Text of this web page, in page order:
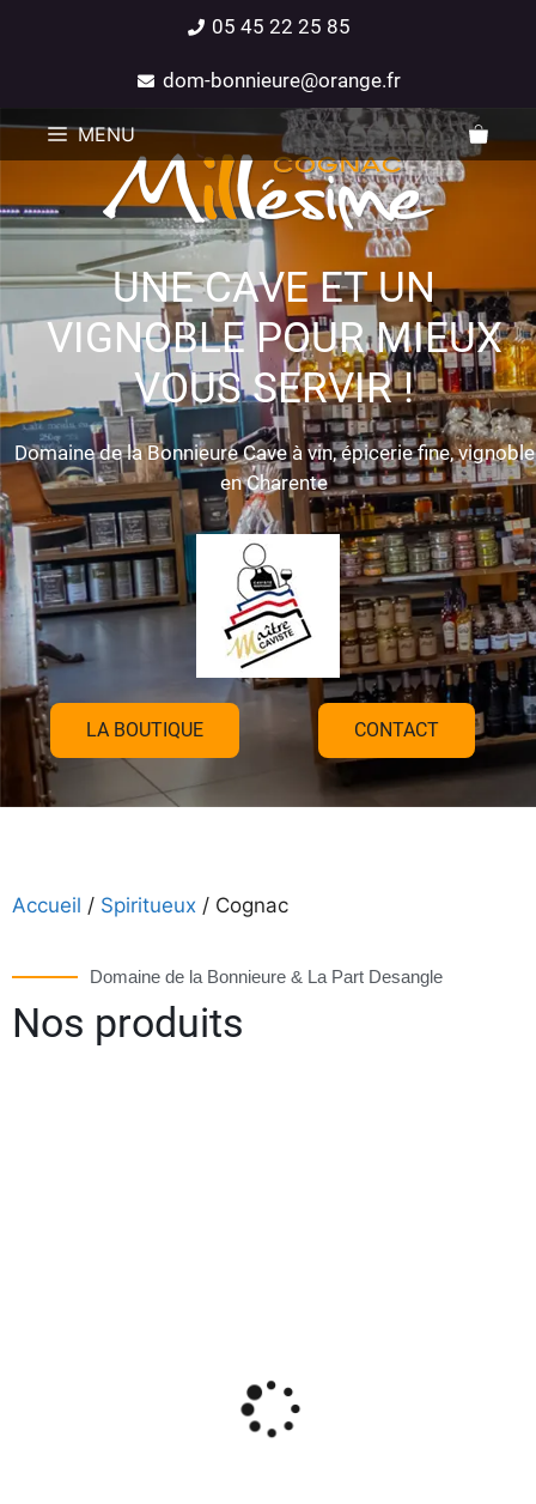
05 45 22 25 85
dom-bonnieure@orange.fr
MENU
UNE CAVE ET UN
VIGNOBLE POUR MIEUX
VOUS SERVIR !
Domaine de la Bonnieure Cave à vin, épicerie fine, vignoble
en Charente
LA BOUTIQUE CONTACT
Accueil / Spiritueux / Cognac
Domaine de la Bonnieure & La Part Desangle
Nos produits